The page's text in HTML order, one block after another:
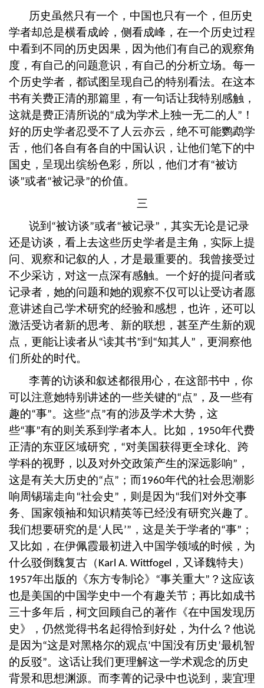
历史虽然只有一个，中国也只有一个，但历史
学者却总是横看成岭，侧看成峰，在一个历史过程
中看到不同的历史因果，因为他们有自己的观察角
度，有自己的问题意识，有自己的分析立场。每一
个历史学者，都试图呈现自己的特别看法。在这本
书有关费正清的那篇里，有一句话让我特别感触，
这就是费正清所说的“成为学术上独一无二的人 ” ！
好的历史学者忍受不了人云亦云，绝不可能鹦鹉学
舌，他们各自有各自的中国认识，让他们笔下的中
国史，呈现出缤纷色彩，所以，他们才有“被访
谈”或者“被记录”的价值。
三
说到 “被访谈”或者“被记录” ，其实无论是记录
还是访谈，看上去这些历史学者是主角，实际上提
问、观察和记叙的人，才是最重要的。我曾接受过
不少采访，对这一点深有感触。一个好的提问者或
记录者，她的问题和她的观察不仅可以让受访者愿
意讲述自己学术研究的经验和感想，也许，还可以
激活受访者新的思考、新的联想，甚至产生新的观
点，更能让读者从“读其书”到 “知其人 ” ，更洞察他
们所处的时代。
李菁的访谈和叙述都很用心，在这部书中，你
可以注意她特别讲述的一些关键的“点” ，及一些有
趣的“事”。这些“点”有的涉及学术大势，这
些“事”有的则关系到学者本人。比如， 1950年代费
正清的东亚区域研究， “对美国获得更全球化、跨
学科的视野，以及对外交政策产生的深远影响” ，
这是有关大历史的“点” ；而1960年代的社会思潮影
响周锡瑞走向 “社会史 ” ，则是因为“我们对外交事
务、国家领袖和知识精英等已经没有研究兴趣了。
我们想要研究的是‘ 人民’” ，这是关于学者的“事” ；
又比如，在伊佩霞最初进入中国学领域的时候，为
什么驳倒魏复古（ Karl A. Wittfogel ，又译魏特夫）
1957年出版的《东方专制论》 “事关重大” ？这应该
也是美国的中国学史中一个有趣关节；再比如成书
三十多年后，柯文回顾自己的著作《在中国发现历
史》，仍然觉得书名起得恰到好处，为什么？他说
是因为“这是对黑格尔的观点‘中国没有历史 ’最机智
的反驳”。这话让我们更理解这一学术观念的历史
背景和思想渊源。而李菁的记录中也说到，裴宜理